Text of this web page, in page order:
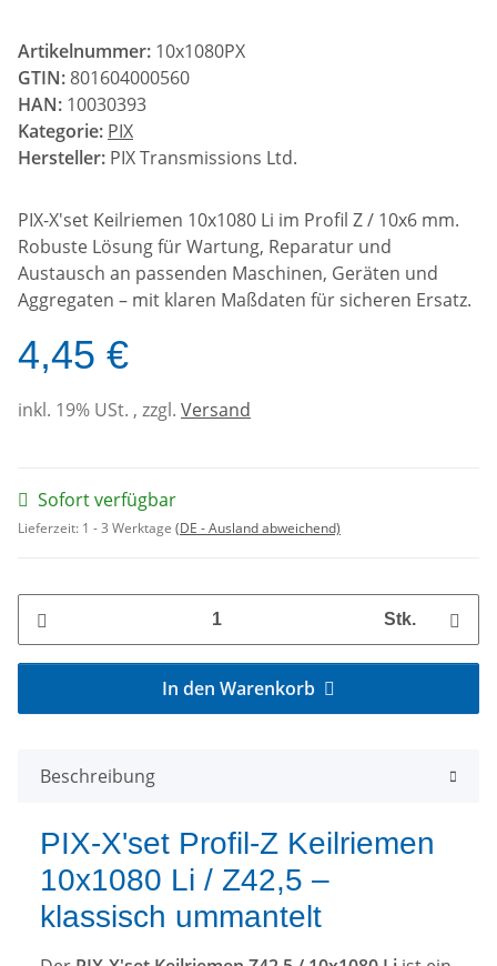
Artikelnummer: 10x1080PX
GTIN:801604000560
HAN: 10030393
Kategorie: PIX
Hersteller: PIX Transmissions Ltd.
PIX-X'set Keilriemen 10x1080 Li im Profil Z / 10x6 mm.
Robuste Lösung für Wartung, Reparatur und
Austausch an passenden Maschinen, Geräten und
Aggregaten – mit klaren Maßdaten für sicheren Ersatz.
4,45 €
inkl. 19% USt. , zzgl. Versand
Sofort verfügbar
Lieferzeit: 1 - 3 Werktage (DE - Ausland abweichend)
Stk.
In den Warenkorb
Beschreibung
PIX-X'set Profil-Z Keilriemen
10x1080 Li / Z42,5 –
klassisch ummantelt